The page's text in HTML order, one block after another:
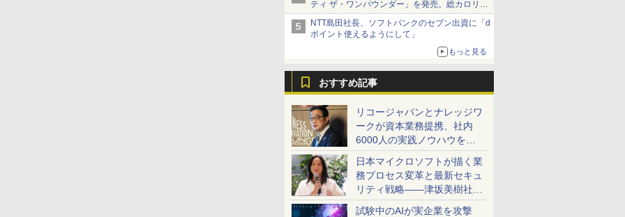
ティ ザ・ワンパウンダー」を発売。総カロリー
約1656kcal、総重量約527g！
NTT島田社長、ソフトバンクのセブン出資に「d
ポイント使えるようにして」
もっと見る
おすすめ記事
リコージャパンとナレッジワ
ークが資本業務提携、社内
6000人の実践ノウハウを生
かした「AI商談記録 for
RICOH」を展開へ
日本マイクロソフトが描く業
務プロセス変革と最新セキュ
リティ戦略――津坂美樹社長
が2027年度戦略を説明
試験中のAIが実企業を攻撃